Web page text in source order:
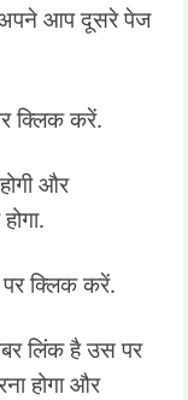
अपने आप दूसरे पेज
क्लिक करें.
और
क्लिक करें.
लिंक है उस पर
होगा और